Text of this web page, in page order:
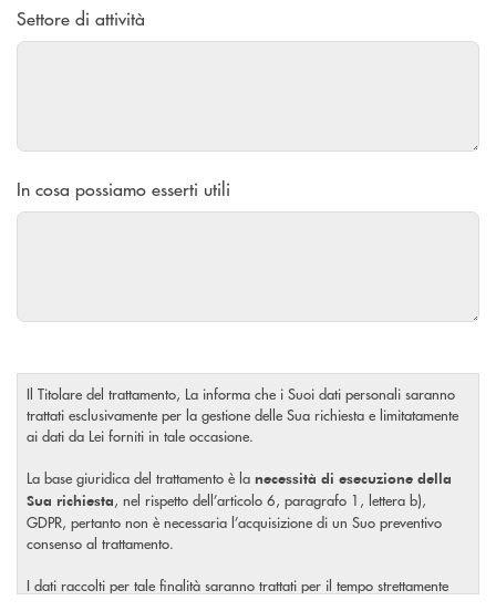
Settore di attività
In cosa possiamo esserti utili
Il Titolare del trattamento, La informa che i Suoi dati personali saranno
trattati esclusivamente per la gestione delle Sua richiesta e limitatamente
ai dati da Lei forniti in tale occasione.
La base giuridica del trattamento è la necessità di esecuzione della
Sua richiesta, nel rispetto dell’articolo 6, paragrafo 1, lettera b),
GDPR, pertanto non è necessaria l’acquisizione di un Suo preventivo
consenso al trattamento.
I dati raccolti per tale finalità saranno trattati per il tempo strettamente